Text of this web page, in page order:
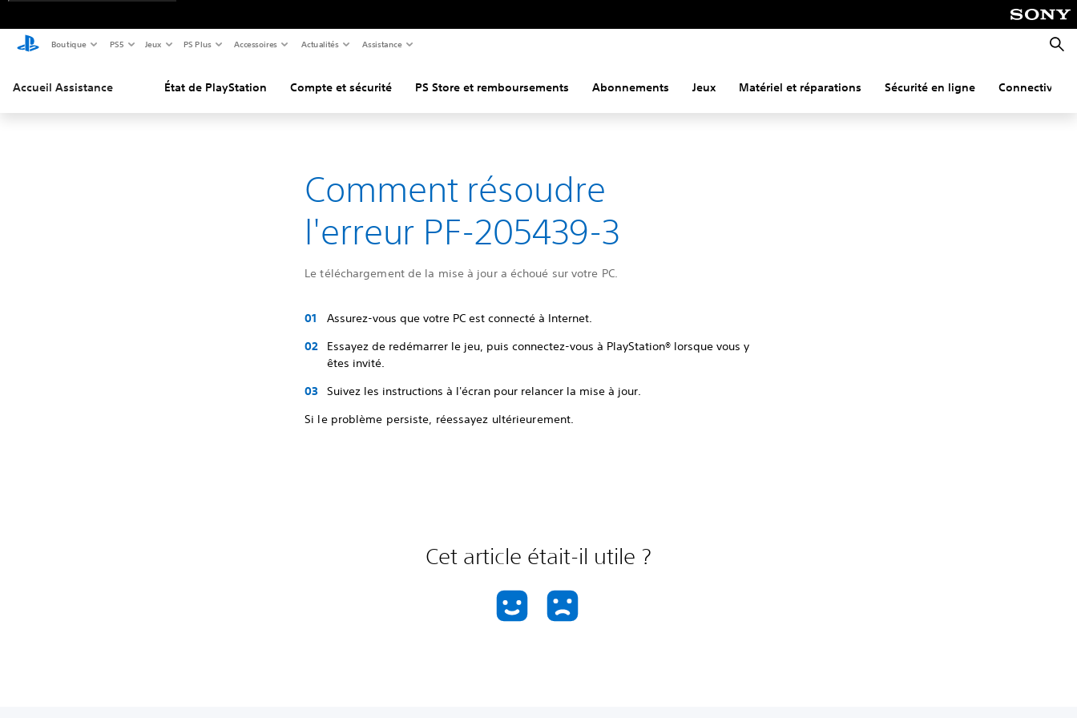
Boutique PS5 Jeux PS Plus Accessoires Actualités Assistance
Accueil Assistance État de PlayStation Compte et sécurité PS Store et remboursements Abonnements Jeux Matériel et réparations Sécurité en ligne Connectivité
Comment résoudre
l'erreur PF-205439-3
Le téléchargement de la mise à jour a échoué sur votre PC.
Assurez-vous que votre PC est connecté à Internet.
Essayez de redémarrer le jeu, puis connectez-vous à PlayStation® lorsque vous y
êtes invité.
Suivez les instructions à l'écran pour relancer la mise à jour.
Si le problème persiste, réessayez ultérieurement.
Cet article était-il utile ?